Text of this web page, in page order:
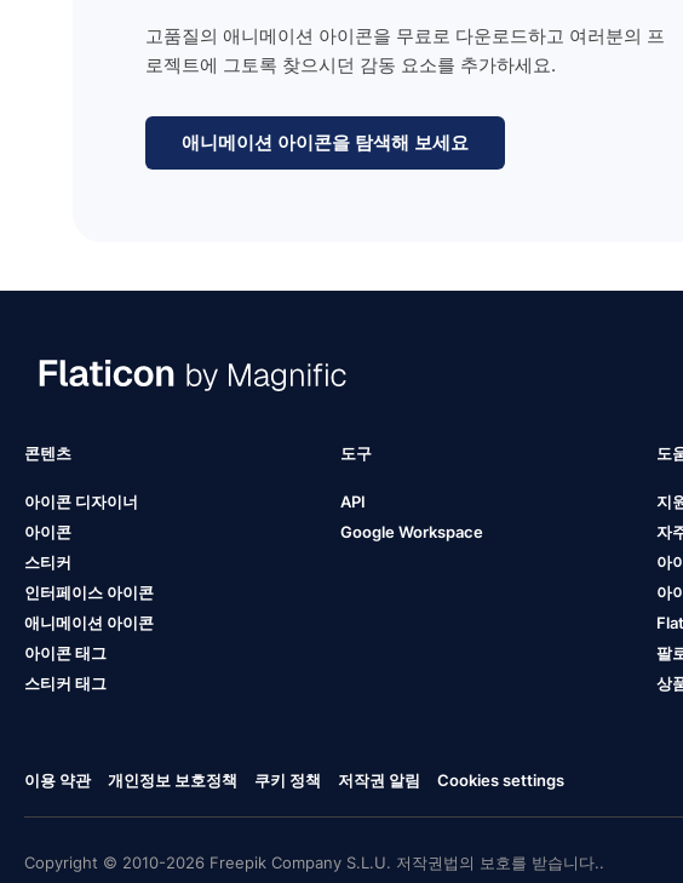
고품질의 애니메이션 아이콘을 무료로 다운로드하고 여러분의 프
로젝트에 그토록 찾으시던 감동 요소를 추가하세요.
애니메이션 아이콘을 탐색해 보세요
콘텐츠
아이콘 디자이너
아이콘
스티커
인터페이스 아이콘
애니메이션 아이콘
아이콘 태그
스티커 태그
도구
API
Google Workspace
도
지
자
아
아
팔
상
이용 약관 개인정보 보호정책 쿠키 정책 저작권 알림 Cookies settings
Copyright © 2010-2026 Freepik Company S.L.U. 저작권법의 보호를 받습니다..